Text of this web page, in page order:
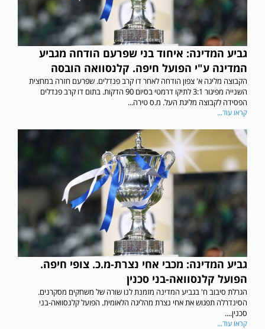
גביע המדינה: איחוד בני שפרעם הודחה מגביע
המדינה ע"י הפועל חיפה. קלנסוואה הובסה
הקבוצה מליגה א' צפון הודחה לאחר דו קרב פנדלים. שפרעם חזרה במחצית
השנייה מפיגור 3:1 לתיקו דרמטי בסיום 90 הדקות. בתום דו קרב פנדלים
הפסידה לקבוצה מליגת העל. מ.ס טירה...
קראו עוד...
גביע המדינה: מכבי אחי נצרת-מ.כ. צופי חיפה.
הפועל קלנסוואה-בני סכנין
הגרלת סיבוב ח' בגביע המדינה מזמנת לנו שורה של משחקים מסקרנים.
הסינדרלה תפגוש את אחי נצרת מהליגה הלאומית. הפועל קלנסוואה-בני
סכנין....
קראו עוד...